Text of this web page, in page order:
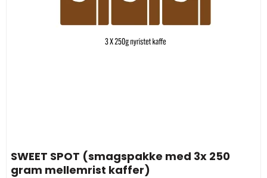
SWEET SPOT (smagspakke med 3x 250
gram mellemrist kaffer)